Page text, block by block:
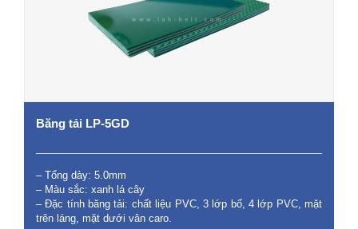
Băng tải LP-5GD
– Tổng dày: 5.0mm
– Màu sắc: xanh lá cây
– Đặc tính băng tải: chất liệu PVC, 3 lớp bố, 4 lớp PVC, mặt
trên láng, mặt dưới vân caro.